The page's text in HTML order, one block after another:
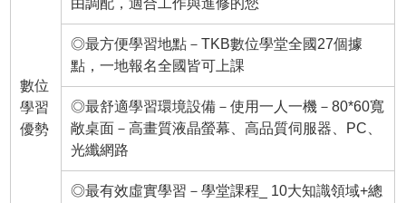
數位
學習
優勢
◎最方便學習地點－TKB數位學堂全國27個據
點，一地報名全國皆可上課
◎最舒適學習環境設備－使用一人一機－80*60寬
敞桌面－高畫質液晶螢幕、高品質伺服器、PC、
光纖網路
◎最有效虛實學習－學堂課程_ 10大知識領域+總